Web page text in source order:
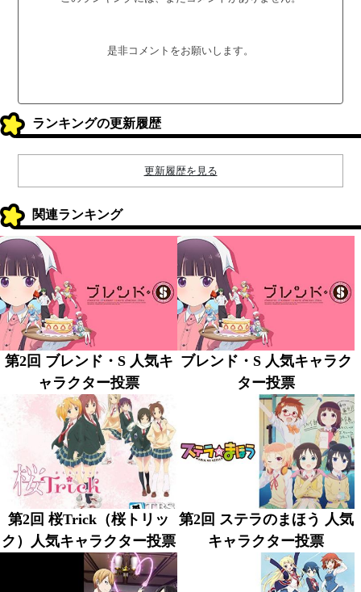
是非コメントをお願いします。
ランキングの更新履歴
更新履歴を見る
関連ランキング
第2回 ブレンド・S 人気キ
ャラクター投票
ブレンド・S 人気キャラク
ター投票
第2回 桜Trick（桜トリッ
ク）人気キャラクター投票
第2回 ステラのまほう 人気
キャラクター投票